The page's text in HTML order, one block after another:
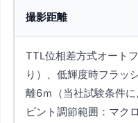
撮影距離
TTL位相差方式オート
り）、低輝度時フラッ
離6ｍ（当社試験条件
ピント調節範囲：マ